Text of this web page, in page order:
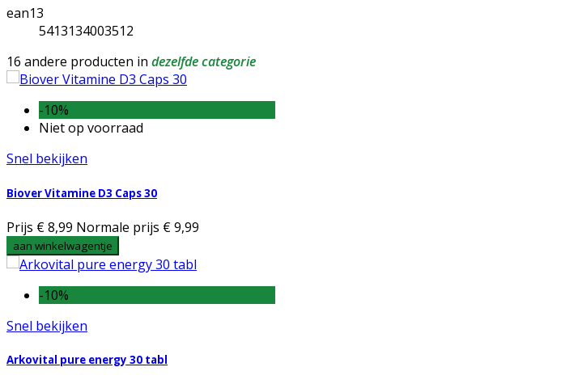
ean13
5413134003512
16 andere producten in dezelfde categorie
-10%
Niet op voorraad
Snel bekijken
Biover Vitamine D3 Caps 30
Prijs € 8,99 Normale prijs € 9,99
aan winkelwagentje
-10%
Snel bekijken
Arkovital pure energy 30 tabl